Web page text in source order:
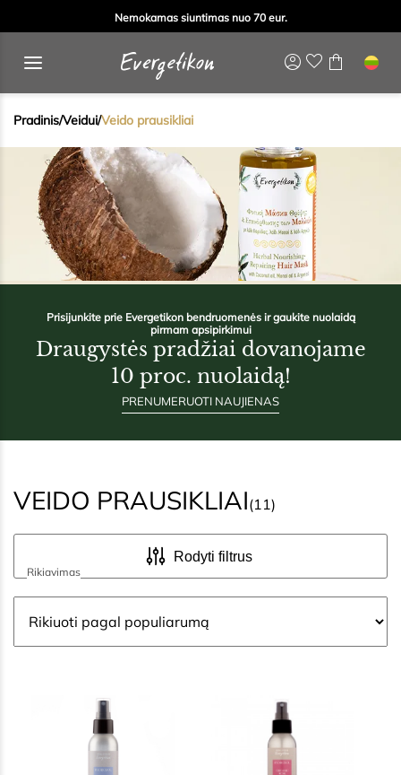
Nemokamas siuntimas nuo 70 eur.
Pradinis/Veidui/Veido prausikliai
Prisijunkite prie Evergetikon bendruomenės ir gaukite nuolaidą
pirmam apsipirkimui
Draugystės pradžiai dovanojame
10 proc. nuolaidą!
PRENUMERUOTI NAUJIENAS
VEIDO PRAUSIKLIAI(11)
Rodyti filtrus
Rikiavimas